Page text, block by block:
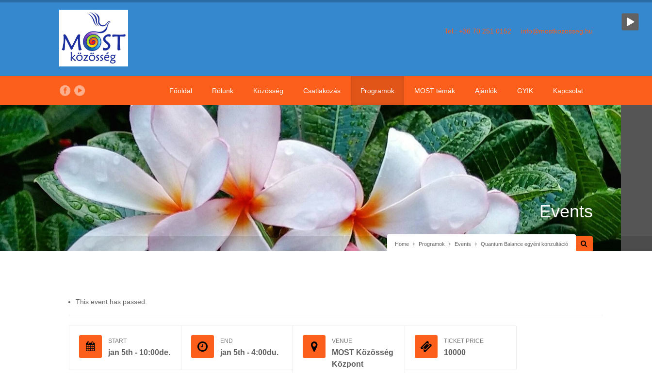
Tel.: +36 70 251 0152 info@mostkozosseg.hu
Főoldal Rólunk Közösség Csatlakozás Programok MOST témák Ajánlók GYIK Kapcsolat
Home Programok Events Quantum Balance egyéni konzultáció
Events
This event has passed.
START
jan 5th - 10:00de.
END
jan 5th - 4:00du.
VENUE
MOST Közösség
Központ
TICKET PRICE
10000